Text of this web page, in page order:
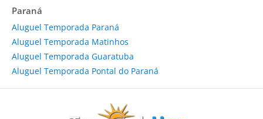
Paraná
Aluguel Temporada Paraná
Aluguel Temporada Matinhos
Aluguel Temporada Guaratuba
Aluguel Temporada Pontal do Paraná